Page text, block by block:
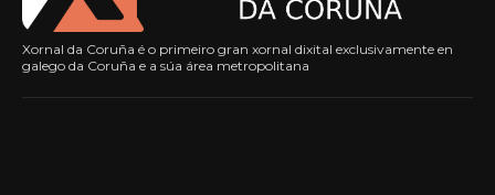
Xornal da Coruña é o primeiro gran xornal dixital exclusivamente en
galego da Coruña e a súa área metropolitana